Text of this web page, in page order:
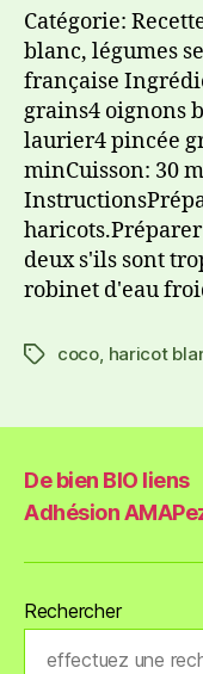
Catégorie:
blanc, légumes
française
grains4 oignons
laurier4 pincée
minCuisson: 30
deux s'ils sont
robinet d'eau
coco haricot
De bien BIO liens
Adhésion
Rechercher